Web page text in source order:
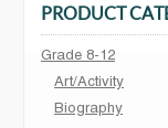
PRODUCT
Grade 8-12
Art/Activity
Biography